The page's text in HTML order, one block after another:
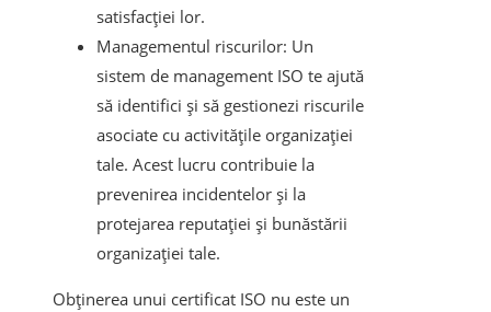
satisfacției lor.
Managementul riscurilor: Un
sistem de management ISO te ajută
să identifici și să gestionezi riscurile
asociate cu activitățile organizației
tale. Acest lucru contribuie la
prevenirea incidentelor și la
protejarea reputației și bunăstării
organizației tale.
Obținerea unui certificat ISO nu este un